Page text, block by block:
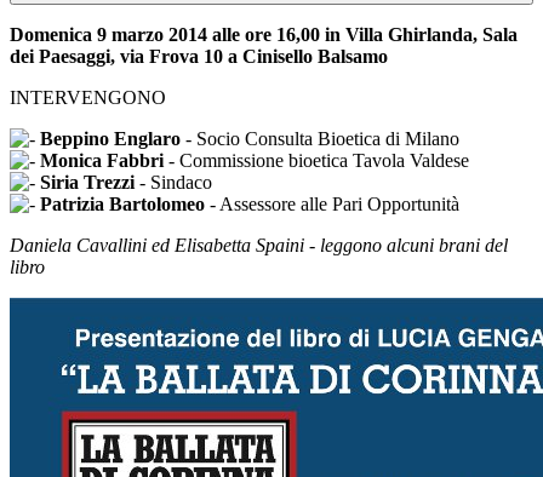
Domenica 9 marzo 2014 alle ore 16,00 in Villa Ghirlanda, Sala
dei Paesaggi, via Frova 10 a Cinisello Balsamo
INTERVENGONO
Beppino Englaro - Socio Consulta Bioetica di Milano
Monica Fabbri - Commissione bioetica Tavola Valdese
Siria Trezzi - Sindaco
Patrizia Bartolomeo - Assessore alle Pari Opportunità
Daniela Cavallini ed Elisabetta Spaini - leggono alcuni brani del
libro